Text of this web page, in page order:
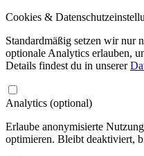
Cookies &
Standardmäßig setzen wir nur
optionale Analytics erlauben,
Details findest du in unserer
Analytics (optional)
Erlaube anonymisierte
optimieren. Bleibt deaktiviert,